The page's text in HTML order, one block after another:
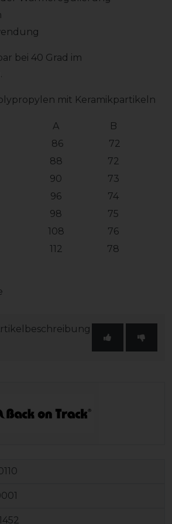
bei 40 Grad im
mit Keramikpartikeln
A
B
86
72
88
72
90
73
96
74
98
75
108
76
112
78